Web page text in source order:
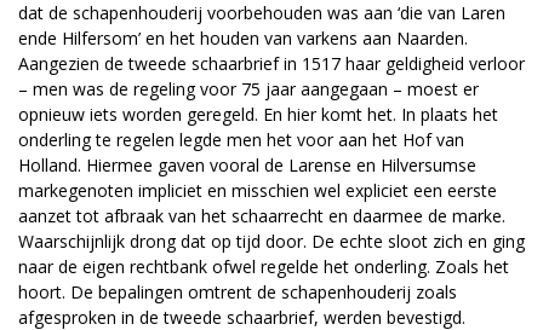
dat de schapenhouderij voorbehouden was aan ‘die van Laren
ende Hilfersom’ en het houden van varkens aan Naarden.
Aangezien de tweede schaarbrief in 1517 haar geldigheid verloor
– men was de regeling voor 75 jaar aangegaan – moest er
opnieuw iets worden geregeld. En hier komt het. In plaats het
onderling te regelen legde men het voor aan het Hof van
Holland. Hiermee gaven vooral de Larense en Hilversumse
markegenoten impliciet en misschien wel expliciet een eerste
aanzet tot afbraak van het schaarrecht en daarmee de marke.
Waarschijnlijk drong dat op tijd door. De echte sloot zich en ging
naar de eigen rechtbank ofwel regelde het onderling. Zoals het
hoort. De bepalingen omtrent de schapenhouderij zoals
afgesproken in de tweede schaarbrief, werden bevestigd.